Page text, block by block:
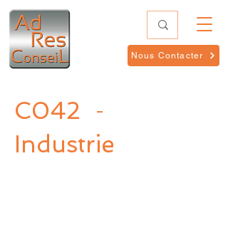
Nous Contacter
C042 -
Industrie